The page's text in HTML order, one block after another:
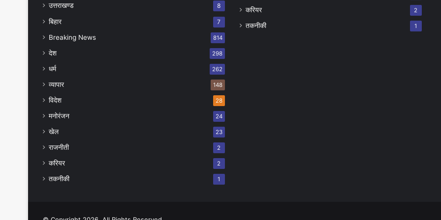
उत्तराखण्ड 8
बिहार 7
Breaking News 814
देश 298
धर्म 262
व्यापार 148
विदेश 28
मनोरंजन 24
खेल 23
राजनीती 2
करियर 2
तकनीकी 1
करियर 2
तकनीकी 1